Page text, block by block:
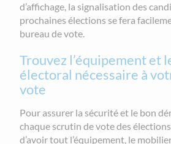
d’affichage, la signalisation des
prochaines élections se fera
bureau de vote.
Trouvez l’équipement et
électoral nécessaire à
vote
Pour assurer la sécurité et le bon
chaque scrutin de vote des
d’avoir tout l’équipement, le